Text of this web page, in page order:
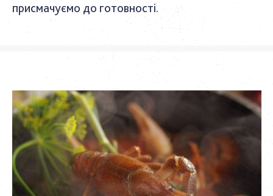
присмачуємо до готовності.